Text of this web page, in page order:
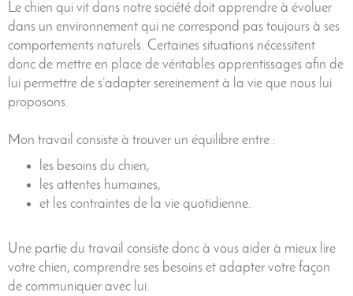
Le chien qui vit dans notre société doit apprendre à évoluer
dans un environnement qui ne correspond pas toujours à ses
comportements naturels. Certaines situations nécessitent
donc de mettre en place de véritables apprentissages afin de
lui permettre de s’adapter sereinement à la vie que nous lui
proposons.
Mon travail consiste à trouver un équilibre entre :
les besoins du chien,
les attentes humaines,
et les contraintes de la vie quotidienne.
Une partie du travail consiste donc à vous aider à mieux lire
votre chien, comprendre ses besoins et adapter votre façon
de communiquer avec lui.